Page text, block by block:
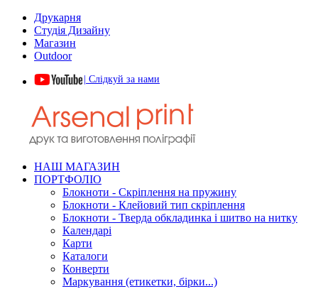
Друкарня
Студія Дизайну
Магазин
Outdoor
| Слідкуй за нами
НАШ МАГАЗИН
ПОРТФОЛІО
Блокноти - Скріплення на пружину
Блокноти - Клейовий тип скріплення
Блокноти - Тверда обкладинка і шитво на нитку
Календарі
Карти
Каталоги
Конверти
Маркування (етикетки, бірки...)